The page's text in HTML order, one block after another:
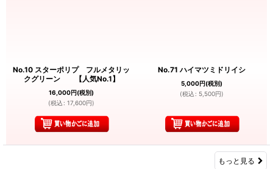
No.10 スターポリプ フルメタリッ
クグリーン 【人気No.1】
16,000円(税別)
(税込 : 17,600円)
No.71 ハイマツミドリイシ
5,000円(税別)
(税込 : 5,500円)
もっと見る